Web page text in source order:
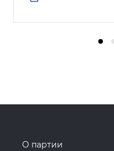
О партии